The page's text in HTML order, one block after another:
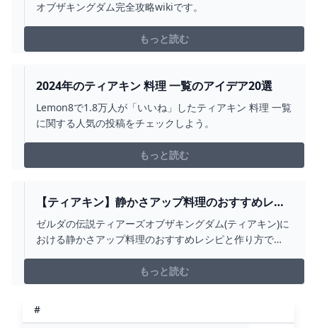
オブザキングダム完全攻略wikiです。
もっと読む
2024年のティアキン 料理 一覧のアイデア20選
Lemon8で1.8万人が「いいね」したティアキン 料理 一覧
に関する人気の投稿をチェックしよう。
もっと読む
【ティアキン】静かさアップ料理のおすすめレシ
ピ【ゼルダの伝説ティアーズオブザキングダム】 -
ゲームウィズ
ゼルダの伝説ティアーズオブザキングダム(ティアキン)に
おける静かさアップ料理のおすすめレシピと作り方で
掲載しているので、ティアキン静かさアップ料理の参考
にどうぞ。
もっと読む
#